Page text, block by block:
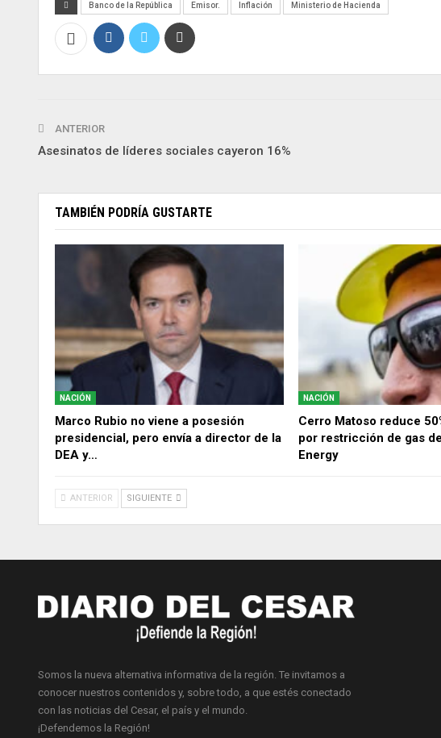
Banco de la República Emisor. Inflación Ministerio de Hacienda
ANTERIOR
Asesinatos de líderes sociales cayeron 16%
TAMBIÉN PODRÍA GUSTARTE
NACIÓN
Marco Rubio no viene a posesión
presidencial, pero envía a director de la
DEA y…
NACIÓN
Cerro Matoso reduce
por restricción de gas
Energy
ANTERIOR SIGUIENTE
Somos la nueva alternativa informativa de la región. Te invitamos a
conocer nuestros contenidos y, sobre todo, a que estés conectado
con las noticias del Cesar, el país y el mundo.
¡Defendemos la Región!